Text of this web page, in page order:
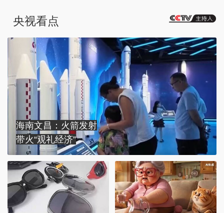
央视看点
海南文昌：火箭发射
带火“观礼经济”